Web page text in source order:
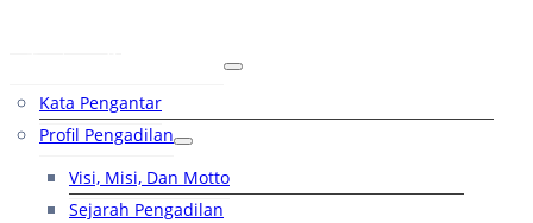
Kata Pengantar
Profil Pengadilan
Visi, Misi, Dan Motto
Sejarah Pengadilan